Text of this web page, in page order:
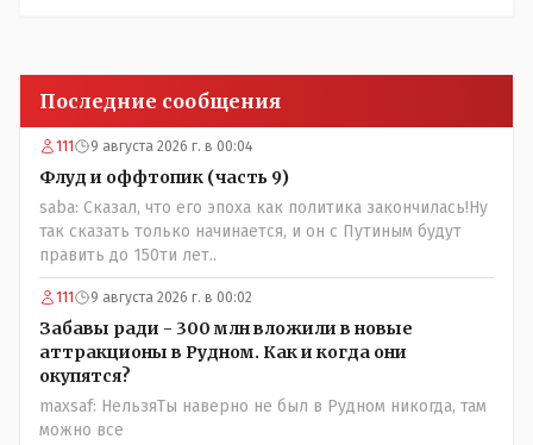
Последние сообщения
111 9 августа 2026 г. в 00:04
Флуд и оффтопик (часть 9)
saba: Сказал, что его эпоха как политика закончилась!Ну
так сказать только начинается, и он с Путиным будут
править до 150ти лет..
111 9 августа 2026 г. в 00:02
Забавы ради - 300 млн вложили в новые
аттракционы в Рудном. Как и когда они
окупятся?
maxsaf: НельзяТы наверно не был в Рудном никогда, там
можно все